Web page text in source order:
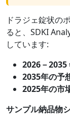
ドラジェ錠状の
ると、SDKI
しています:
2026－2035
2035年の予
2025年の市
サンプル納品物